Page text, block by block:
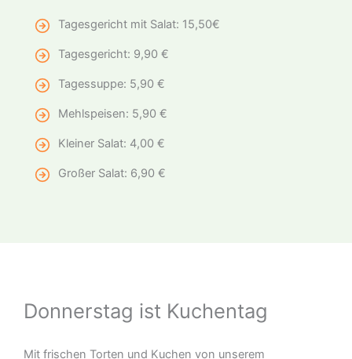
Tagesgericht mit Salat: 15,50€
Tagesgericht: 9,90 €
Tagessuppe: 5,90 €
Mehlspeisen: 5,90 €
Kleiner Salat: 4,00 €
Großer Salat: 6,90 €
Donnerstag ist Kuchentag
Mit frischen Torten und Kuchen von unserem